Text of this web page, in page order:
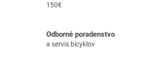
150€
Odborné poradenstvo
a servis bicyklov